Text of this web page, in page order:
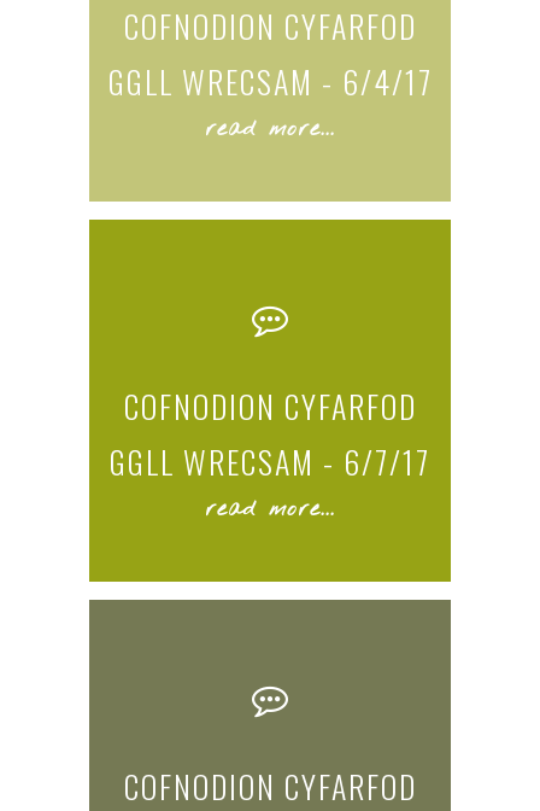
COFNODION CYFARFOD
GGLL WRECSAM - 6/4/17
read more...
COFNODION CYFARFOD
GGLL WRECSAM - 6/7/17
read more...
COFNODION CYFARFOD